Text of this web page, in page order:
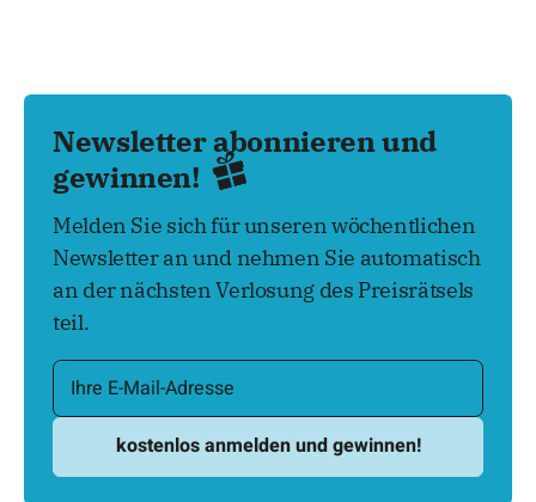
Newsletter abonnieren und
gewinnen!
Melden Sie sich für unseren wöchentlichen
Newsletter an und nehmen Sie automatisch
an der nächsten Verlosung des Preisrätsels
teil.